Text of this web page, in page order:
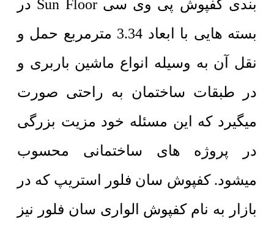
بندی کفپوش پی وی سی Sun Floor در
بسته هایی با ابعاد 3.34 مترمربع حمل و
نقل آن به وسیله انواع ماشین باربری و
در طبقات ساختمان به راحتی صورت
میگیرد که این مسئله خود مزیت بزرگی
در پروژه های ساختمانی محسوب
میشود. کفپوش سان فلور استریپ که در
بازار به نام کفپوش الواری سان فلور نیز